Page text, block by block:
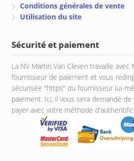
Conditions générales de vente
Utilisation du site
Sécurité et paiement
La NV Martin Van Cleven travaille
fournisseur de paiement et vous
sécurisée "https" du fournisseur lui-
paiement. Ici, il vous sera demandé
payer avec votre méthode